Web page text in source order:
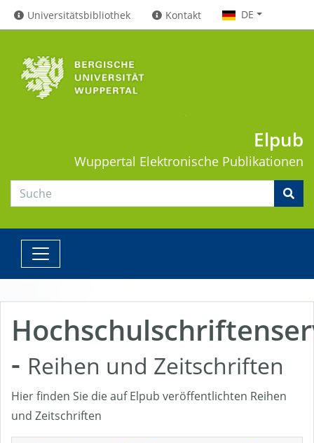
Universitätsbibliothek Kontakt DE
Elpub
Wuppertal Elektronische Publikationen
- Reihen und Zeitschriften
Hier finden Sie die auf Elpub veröffentlichten Reihen
und Zeitschriften